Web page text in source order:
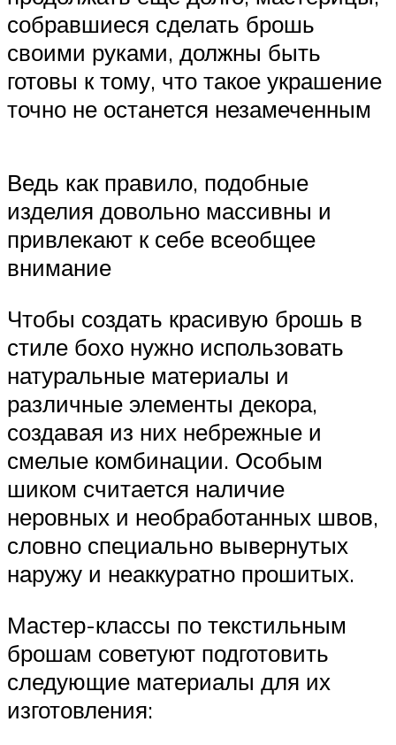
собравшиеся сделать брошь
своими руками, должны быть
готовы к тому, что такое украшение
точно не останется незамеченным
Ведь как правило, подобные
изделия довольно массивны и
привлекают к себе всеобщее
внимание
Чтобы создать красивую брошь в
стиле бохо нужно использовать
натуральные материалы и
различные элементы декора,
создавая из них небрежные и
смелые комбинации. Особым
шиком считается наличие
неровных и необработанных швов,
словно специально вывернутых
наружу и неаккуратно прошитых.
Мастер-классы по текстильным
брошам советуют подготовить
следующие материалы для их
изготовления: